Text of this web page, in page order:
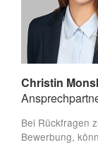
Christin
Bei Rückfragen
Bewerbung,